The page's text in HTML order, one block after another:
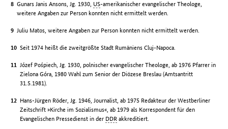
Gunars Janis Ansons, Jg. 1930, US-amerikanischer evangelischer Theologe,
weitere Angaben zur Person konnten nicht ermittelt werden.
Juliu Matos, weitere Angaben zur Person konnten nicht ermittelt werden.
Seit 1974 heißt die zweitgrößte Stadt Rumäniens Cluj-Napoca.
Józef Pośpiech, Jg. 1930, polnischer evangelischer Theologe, ab 1976 Pfarrer in
Zielona Góra, 1980 Wahl zum Senior der Diözese Breslau (Amtsantritt
31.5.1981).
Hans-Jürgen Röder, Jg. 1946, Journalist, ab 1975 Redakteur der Westberliner
Zeitschrift »Kirche im Sozialismus«, ab 1979 als Korrespondent für den
Evangelischen Pressedienst in der DDR akkreditiert.